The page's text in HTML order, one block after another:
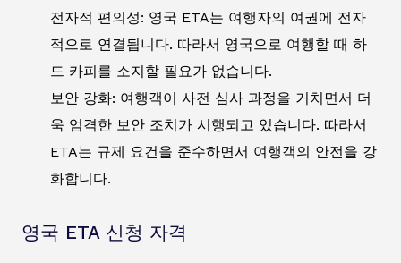
전자적 편의성: 영국 ETA는 여행자의 여권에 전자
적으로 연결됩니다. 따라서 영국으로 여행할 때 하
드 카피를 소지할 필요가 없습니다.
보안 강화: 여행객이 사전 심사 과정을 거치면서 더
욱 엄격한 보안 조치가 시행되고 있습니다. 따라서
ETA는 규제 요건을 준수하면서 여행객의 안전을 강
화합니다.
영국 ETA 신청 자격